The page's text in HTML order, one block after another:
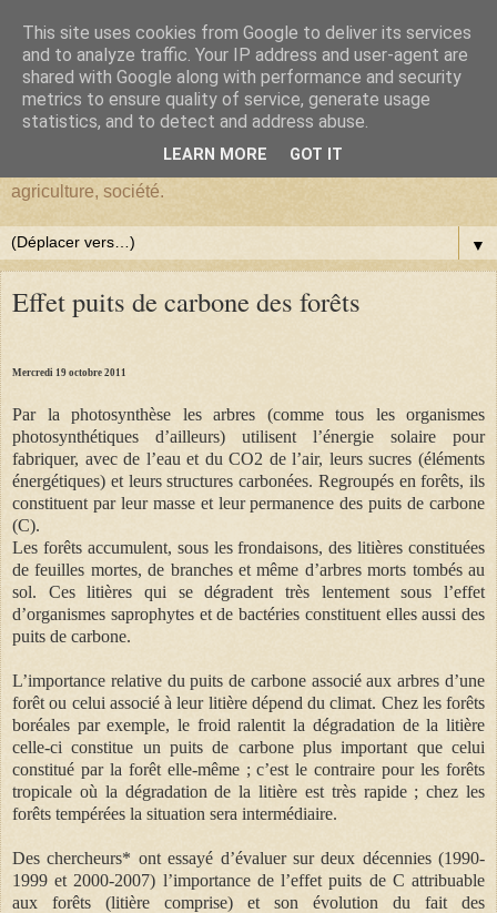
BlogHardi
Vous êtes sur BlogHardi, vous y trouverez les réflexions d'un
agriculture, société.
▼
Effet puits de carbone des forêts
Mercredi 19 octobre 2011
Par la photosynthèse les arbres (comme tous les organismes
photosynthétiques d’ailleurs) utilisent l’énergie solaire pour
fabriquer, avec de l’eau et du CO2 de l’air, leurs sucres (éléments
énergétiques) et leurs structures carbonées. Regroupés en forêts, ils
constituent par leur masse et leur permanence des puits de carbone
(C).
Les forêts accumulent, sous les frondaisons, des litières constituées
de feuilles mortes, de branches et même d’arbres morts tombés au
sol. Ces litières qui se dégradent très lentement sous l’effet
d’organismes saprophytes et de bactéries constituent elles aussi des
puits de carbone.
L’importance relative du puits de carbone associé aux arbres d’une
forêt ou celui associé à leur litière dépend du climat. Chez les forêts
boréales par exemple, le froid ralentit la dégradation de la litière
celle-ci constitue un puits de carbone plus important que celui
constitué par la forêt elle-même ; c’est le contraire pour les forêts
tropicale où la dégradation de la litière est très rapide ; chez les
forêts tempérées la situation sera intermédiaire.
Des chercheurs* ont essayé d’évaluer sur deux décennies (1990-
1999 et 2000-2007) l’importance de l’effet puits de C attribuable
aux forêts (litière comprise) et son évolution du fait des
This site uses cookies from Google to deliver its services
and to analyze traffic. Your IP address and user-agent are
shared with Google along with performance and security
metrics to ensure quality of service, generate usage
statistics, and to detect and address abuse.
LEARN MORE GOT IT